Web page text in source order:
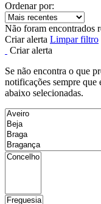
Ordenar por:
Não foram encontrados
Criar alerta Limpar filtro
Criar alerta
Se não encontra o que
notificações sempre
abaixo selecionadas.